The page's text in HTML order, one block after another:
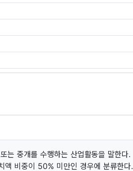
는 중개를 수행하는 산업활동을 말한다.
액 비중이 50% 미만인 경우에 분류한다.